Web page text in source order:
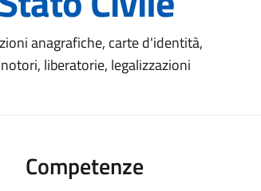
anagrafiche, carte d'identità,
liberatorie, legalizzazioni
Competenze